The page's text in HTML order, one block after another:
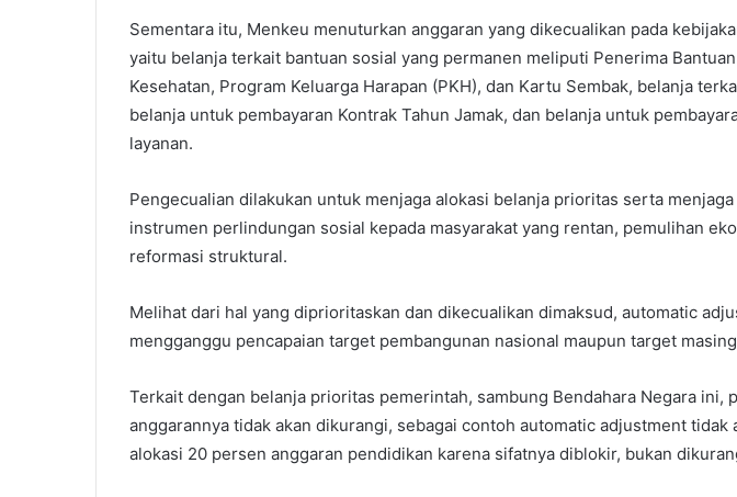
Sementara itu, Menkeu menuturkan anggaran yang dikecualikan pada
yaitu belanja terkait bantuan sosial yang permanen meliputi Penerima
Kesehatan, Program Keluarga Harapan (PKH), dan Kartu Sembak, belanja
belanja untuk pembayaran Kontrak Tahun Jamak, dan belanja untuk
layanan.
Pengecualian dilakukan untuk menjaga alokasi belanja prioritas serta
instrumen perlindungan sosial kepada masyarakat yang rentan, pemulihan
reformasi struktural.
Melihat dari hal yang diprioritaskan dan dikecualikan dimaksud, automatic
mengganggu pencapaian target pembangunan nasional maupun target
Terkait dengan belanja prioritas pemerintah, sambung Bendahara Negara ini,
anggarannya tidak akan dikurangi, sebagai contoh automatic adjustment tidak
alokasi 20 persen anggaran pendidikan karena sifatnya diblokir, bukan